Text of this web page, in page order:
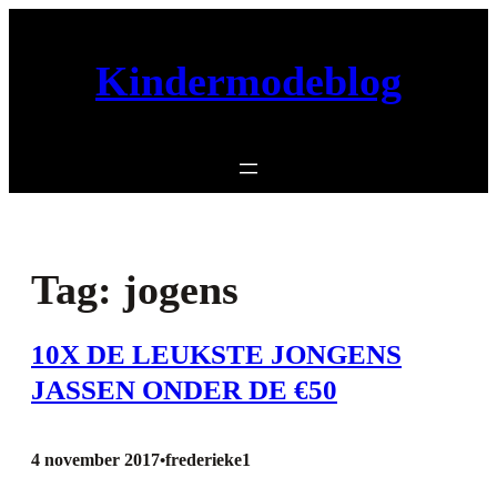
Kindermodeblog
Tag: jogens
10X DE LEUKSTE JONGENS
JASSEN ONDER DE €50
4 november 2017•frederieke1